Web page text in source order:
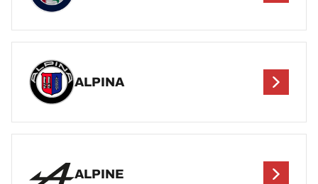
ALPINA
ALPINE